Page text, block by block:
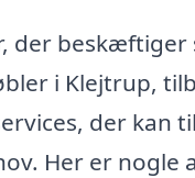
der beskæftiger
i Klejtrup,
der kan
Her er nogle